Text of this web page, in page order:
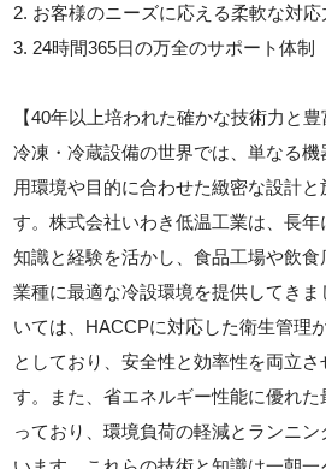
2. お客様のニーズに応える柔軟な対応
3. 24時間365日の万全のサポート体制
【40年以上培われた確かな技術力と豊
冷凍・冷蔵設備の世界では、単なる
用環境や目的に合わせた緻密な設計と
す。株式会社いわき低温工業は、長
知識と経験を活かし、食品工場や飲
業種に最適な冷設環境を提供してき
いては、HACCPに対応した衛生管理
としており、安全性と効率性を両立
す。また、省エネルギー性能に優れ
っており、環境負荷の軽減とランニ